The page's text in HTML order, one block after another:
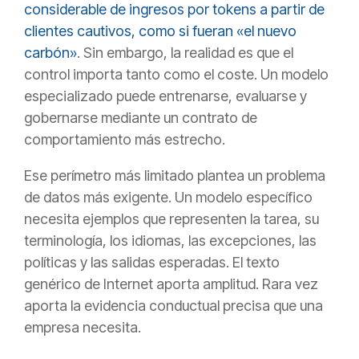
considerable de ingresos por tokens a partir de
clientes cautivos, como si fueran «el nuevo
carbón». Sin embargo, la realidad es que el
control importa tanto como el coste. Un modelo
especializado puede entrenarse, evaluarse y
gobernarse mediante un contrato de
comportamiento más estrecho.
Ese perímetro más limitado plantea un problema
de datos más exigente. Un modelo específico
necesita ejemplos que representen la tarea, su
terminología, los idiomas, las excepciones, las
políticas y las salidas esperadas. El texto
genérico de Internet aporta amplitud. Rara vez
aporta la evidencia conductual precisa que una
empresa necesita.